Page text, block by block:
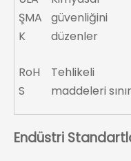
ŞMA
K
güvenliğini
düzenler
RoH
S
Tehlikeli
maddeleri
Endüstri